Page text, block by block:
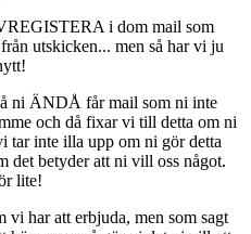
i dom mail som
utskicken... men så har vi ju
ni ÄNDÅ får mail som ni inte
och då fixar vi till detta om ni
tar inte illa upp om ni gör detta
det betyder att ni vill oss något.
lite!
vi har att erbjuda, men som sagt